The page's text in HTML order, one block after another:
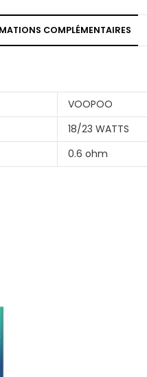
COMPLÉMENTAIRES
VOOPOO
18/23 WATTS
0.6 ohm